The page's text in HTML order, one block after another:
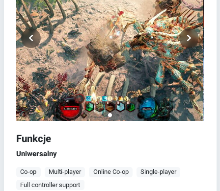
Funkcje
Uniwersalny
Co-op Multi-player Online Co-op
Single-player
Full controller support